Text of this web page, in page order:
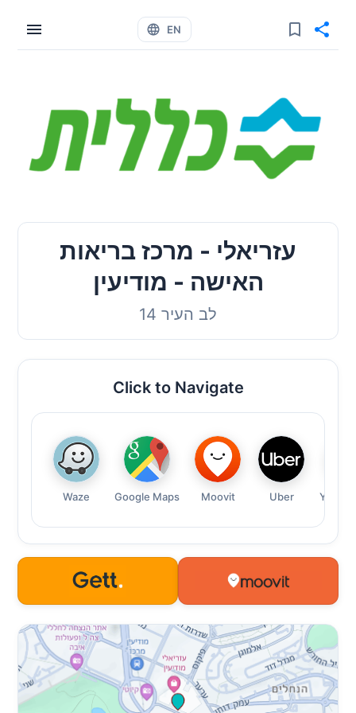
EN
עזריאלי - מרכז בריאות
האישה - מודיעין
לב העיר 14
Click to Navigate
Waze Google Maps Moovit Uber